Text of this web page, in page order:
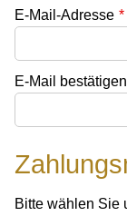
E-Mail-Adresse *
E-Mail bestätigen
Bitte wählen Sie